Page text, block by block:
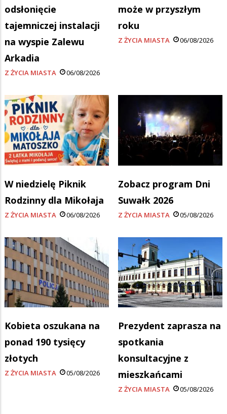
odsłonięcie
tajemniczej instalacji
na wyspie Zalewu
Arkadia
Z ŻYCIA MIASTA 06/08/2026
może w przyszłym
roku
Z ŻYCIA MIASTA 06/08/2026
W niedzielę Piknik
Rodzinny dla Mikołaja
Z ŻYCIA MIASTA 06/08/2026
Zobacz program Dni
Suwałk 2026
Z ŻYCIA MIASTA 05/08/2026
Kobieta oszukana na
ponad 190 tysięcy
złotych
Z ŻYCIA MIASTA 05/08/2026
Prezydent zaprasza na
spotkania
konsultacyjne z
mieszkańcami
Z ŻYCIA MIASTA 05/08/2026